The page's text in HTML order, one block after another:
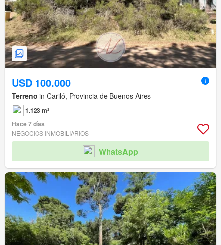
USD 100.000
Terreno in Cariló, Provincia de Buenos Aires
1.123 m²
Hace 7 días
NEGOCIOS INMOBILIARIOS
WhatsApp